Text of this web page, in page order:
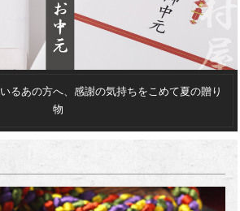
るあの方へ、感謝の気持ちをこめて夏の贈り
物